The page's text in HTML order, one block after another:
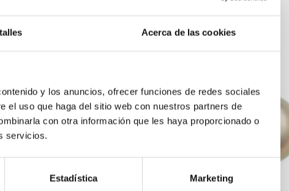
Acerca de las cookies
y los anuncios, ofrecer funciones de redes sociales
el uso que haga del sitio web con nuestros partners de
con otra información que les haya proporcionado o
servicios.
Estadística Marketing